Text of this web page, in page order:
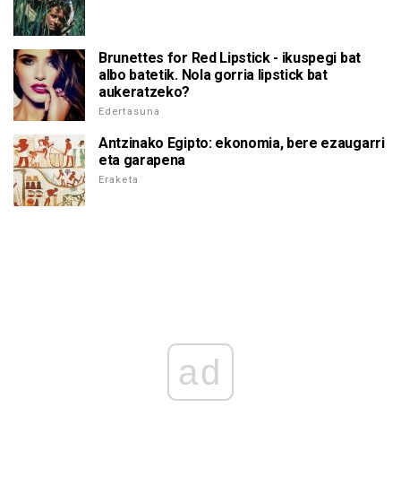
Brunettes for Red Lipstick - ikuspegi bat
albo batetik. Nola gorria lipstick bat
aukeratzeko?
Edertasuna
Antzinako Egipto: ekonomia, bere ezaugarri
eta garapena
Eraketa
ad